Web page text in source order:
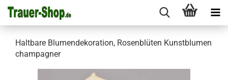
Haltbare Blumendekoration, Rosenblüten Kunstblumen
champagner